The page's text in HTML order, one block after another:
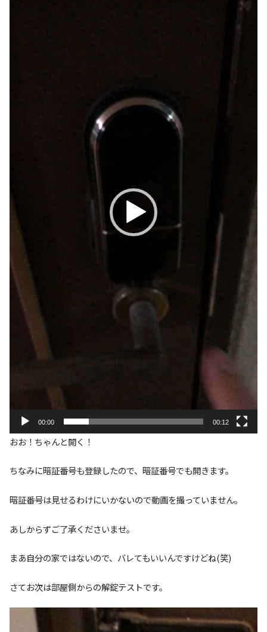
00:00 00:12
おお！ちゃんと開く！
ちなみに暗証番号も登録したので、暗証番号でも開きます。
暗証番号は見せるわけにいかないので動画を撮っていません。
あしからずご了承くださいませ。
まあ自分の家ではないので、バレてもいいんですけどね(笑)
さてお次は部屋側からの解錠テストです。